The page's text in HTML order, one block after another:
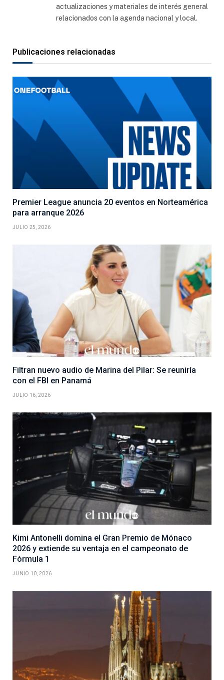
actualizaciones y materiales de interés general
relacionados con la agenda nacional y local.
Publicaciones relacionadas
Premier League anuncia 20 eventos en Norteamérica
para arranque 2026
JULIO 25, 2026
Filtran nuevo audio de Marina del Pilar: Se reuniría
con el FBI en Panamá
JULIO 16, 2026
Kimi Antonelli domina el Gran Premio de Mónaco
2026 y extiende su ventaja en el campeonato de
Fórmula 1
JUNIO 10, 2026